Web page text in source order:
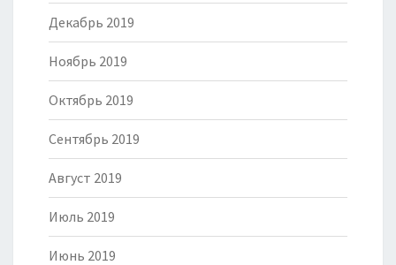
Декабрь 2019
Ноябрь 2019
Октябрь 2019
Сентябрь 2019
Август 2019
Июль 2019
Июнь 2019